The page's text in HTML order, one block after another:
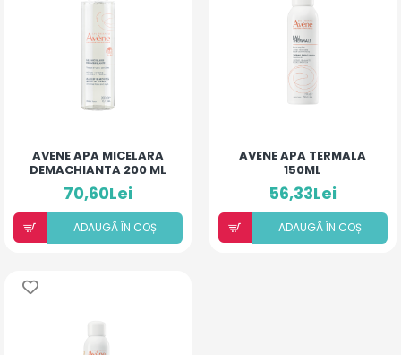
AVENE APA MICELARA
DEMACHIANTA 200 ML
70,60Lei
ADAUGÃ ÎN COȘ
AVENE APA TERMALA
150ML
56,33Lei
ADAUGÃ ÎN COȘ